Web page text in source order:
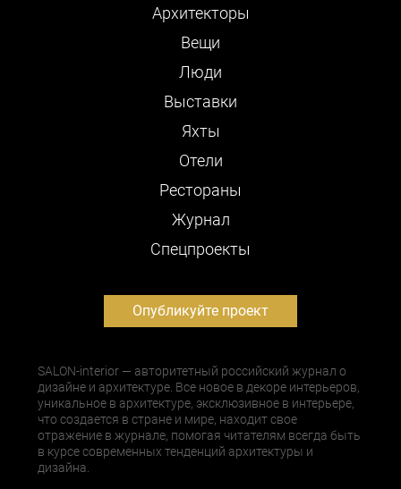
Архитекторы
Вещи
Люди
Выставки
Яхты
Отели
Рестораны
Журнал
Cпецпроекты
Опубликуйте проект
SALON-interior — авторитетный российский журнал о
дизайне и архитектуре. Все новое в декоре интерьеров,
уникальное в архитектуре, эксклюзивное в интерьере,
что создается в стране и мире, находит свое
отражение в журнале, помогая читателям всегда быть
в курсе современных тенденций архитектуры и
дизайна.